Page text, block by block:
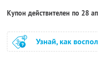
Купон действителен по 28
Узнай, как